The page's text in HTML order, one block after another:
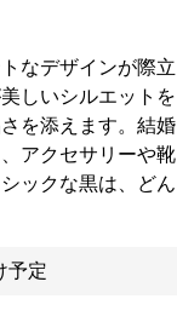
なデザインが際立
しいシルエットを
を添えます。結婚
アクセサリーや靴
ックな黒は、どん
予定